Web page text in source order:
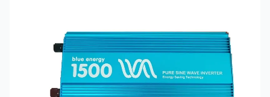
Hrvatski EN English